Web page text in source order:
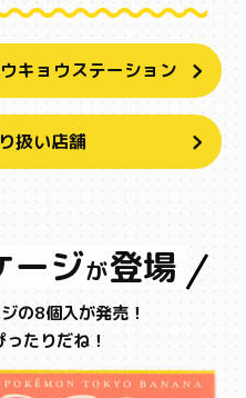
キョウステーション
扱い店舗
ージが登場
の8個入が発売！
たりだね！